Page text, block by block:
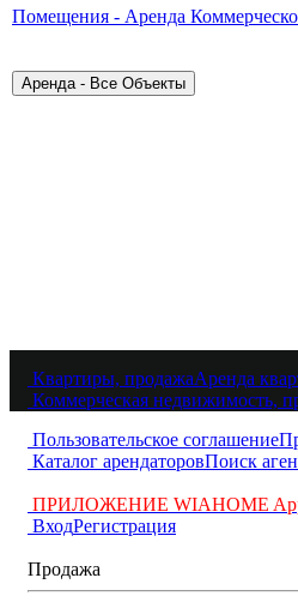
Помещения - Аренда
Квартиры, продажаАренда
Коммерческая недвижимость,
Пользовательское соглашение
Каталог арендаторовПоиск
ПРИЛОЖЕНИЕ WIAHOME
ВходРегистрация
Продажа